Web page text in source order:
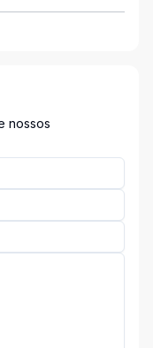
nossos